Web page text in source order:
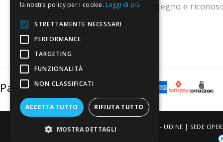
Il nostro manifesto
Il blog
Perché fidarti
Vendi con noi
Sostegno e
Pagamenti sicuri
ALDIGIÙ S.R.L. | Via Cortazzis 15 33100 - UDINE | SEDE
la nostra policy per i cookie. Leggi di più
STRETTAMENTE NECESSARI
PERFORMANCE
TARGETING
FUNZIONALITÀ
NON CLASSIFICATI
ACCETTA TUTTO RIFIUTA TUTTO
MOSTRA DETTAGLI